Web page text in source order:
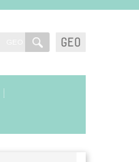
GEO